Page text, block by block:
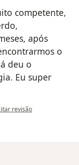
competente,
após
o
deu o
Eu super
do utilizador Regina
revisão